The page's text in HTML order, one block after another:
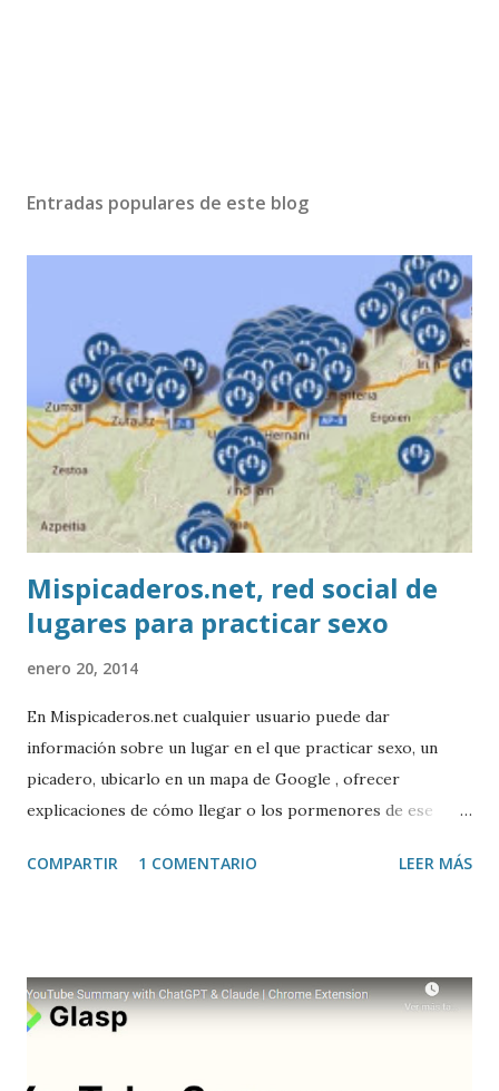
Entradas populares de este blog
Mispicaderos.net, red social de
lugares para practicar sexo
enero 20, 2014
En Mispicaderos.net cualquier usuario puede dar
información sobre un lugar en el que practicar sexo, un
picadero, ubicarlo en un mapa de Google , ofrecer
explicaciones de cómo llegar o los pormenores de ese
el creador de este portal. Descargar mp3
COMPARTIR 1 COMENTARIO LEER MÁS